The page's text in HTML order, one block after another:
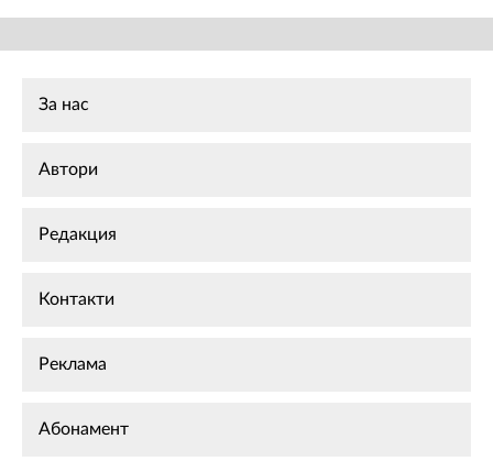
За нас
Автори
Редакция
Контакти
Реклама
Абонамент